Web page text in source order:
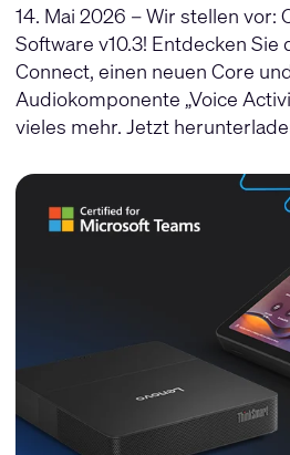
14. Mai 2026 – Wir stellen vor:
Software v10.3! Entdecken Sie
Connect, einen neuen Core
Audiokomponente „Voice
vieles mehr. Jetzt